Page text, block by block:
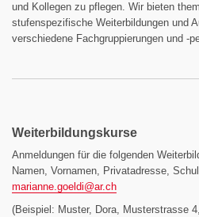
und Kollegen zu pflegen. Wir bieten
stufenspezifische Weiterbildungen und
verschiedene Fachgruppierungen und -
Weiterbildungskurse
Anmeldungen für die folgenden
Namen, Vornamen, Privatadresse,
marianne.goeldi@ar.ch
(Beispiel: Muster, Dora, Musterstrasse